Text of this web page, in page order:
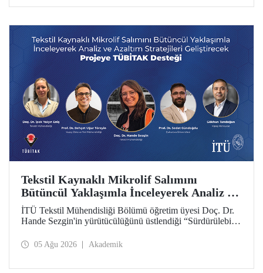
Tekstil Kaynaklı Mikrolif Salımını
Bütüncül Yaklaşımla İnceleyerek Analiz ve
Azaltım Stratejileri Geliştirecek Projeye
TÜBİTAK Desteği
İTÜ Tekstil Mühendisliği Bölümü öğretim üyesi Doç. Dr.
Hande Sezgin'in yürütücülüğünü üstlendiği “Sürdürülebilir
Koşullarına Bağlı Mikrolif Salımı: Aşınma, UV Maruziyeti
05 Ağu 2026 Akademik